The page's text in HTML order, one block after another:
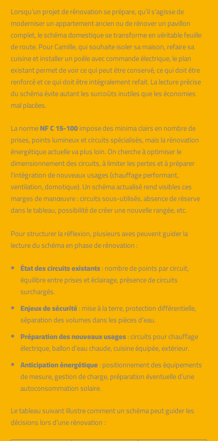
Lorsqu’un projet de rénovation se prépare, qu’il s’agisse de
moderniser un appartement ancien ou de rénover un pavillon
complet, le schéma domestique se transforme en véritable feuille
de route. Pour Camille, qui souhaite isoler sa maison, refaire sa
cuisine et installer un poêle avec commande électrique, le plan
existant permet de voir ce qui peut être conservé, ce qui doit être
renforcé et ce qui doit être intégralement refait. La lecture précise
du schéma évite autant les surcoûts inutiles que les économies
mal placées.
La normeNF C 15-100impose des minima clairs en nombre de
prises, points lumineux et circuits spécialisés, mais la rénovation
énergétique actuelle va plus loin. On cherche à optimiser le
dimensionnement des circuits, à limiter les pertes et à préparer
l’intégration de nouveaux usages (chauffage performant,
ventilation, domotique). Un schéma actualisé rend visibles ces
marges de manœuvre : circuits sous-utilisés, absence de réserve
dans le tableau, possibilité de créer une nouvelle rangée, etc.
Pour structurer la réflexion, plusieurs axes peuvent guider la
lecture du schéma en phase de rénovation :
État des circuits existants: nombre de points par circuit,
équilibre entre prises et éclairage, présence de circuits
surchargés.
Enjeux de sécurité: mise à la terre, protection différentielle,
séparation des volumes dans les pièces d’eau.
Préparation des nouveaux usages: circuits pour chauffage
électrique, ballon d’eau chaude, cuisine équipée, extérieur.
Anticipation énergétique: positionnement des équipements
de mesure, gestion de charge, préparation éventuelle d’une
autoconsommation solaire.
Le tableau suivant illustre comment un schéma peut guider les
décisions lors d’une rénovation :